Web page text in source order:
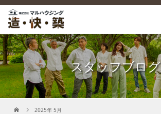
スタッフブログ
2025年 5月